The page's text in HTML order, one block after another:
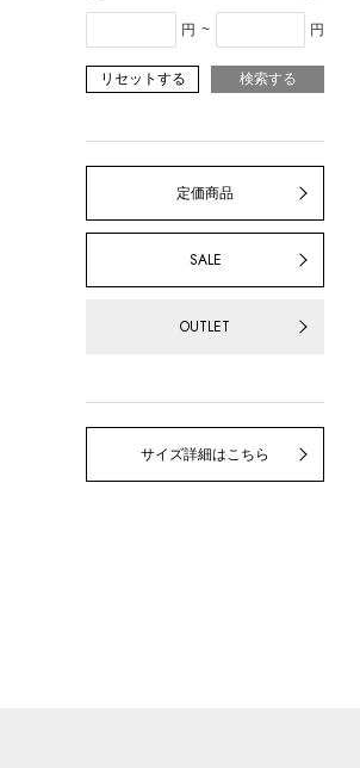
円 ~ 円
リセットする 検索する
定価商品
SALE
OUTLET
サイズ詳細はこちら